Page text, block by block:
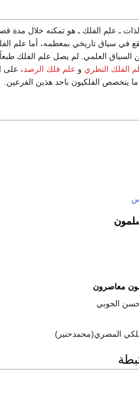
ـ علم الفلك ـ هو تمكنه خلال مدة
يقع في سياق تاريخي بمعظمه، أما علم
السياق العلمي. لم يصل علم الفلك
الفلك النظري و علم فلك الرصد، على
يتخصص الفلكيون باحد هذين الفرعين.
معاصرون
الجوبي
المصري(محمدحنير)